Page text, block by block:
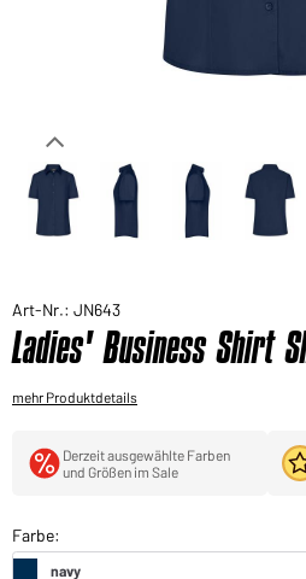
Sie möchten gerne für Ihren
Art-Nr.: JN643
Ladies' Business Shirt
mehr Produktdetails
Derzeit ausgewählte Farben
und Größen im Sale